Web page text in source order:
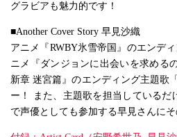
グラビアも魅力的です！
■Another Cover Story 早見沙織
アニメ『RWBY氷雪帝国』のエンデ
ニメ『ダンジョンに出会いを求める
新章 迷宮篇』のエンディング主題歌
ー！ また、主題歌を担当しているだ
で声優としても参加する早見さんにそ